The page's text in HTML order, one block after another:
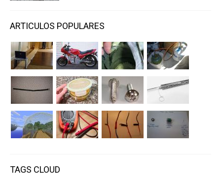
ARTICULOS POPULARES
TAGS CLOUD